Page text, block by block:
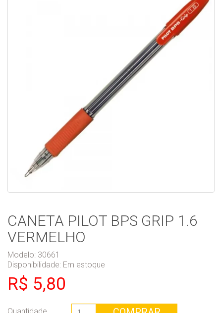
CANETA PILOT BPS GRIP 1.6
VERMELHO
Modelo: 30661
Disponibilidade: Em estoque
R$ 5,80